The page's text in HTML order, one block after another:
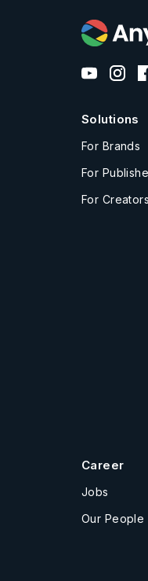
Solutions
For Brands
For
For Creators
Career
Jobs
Our People